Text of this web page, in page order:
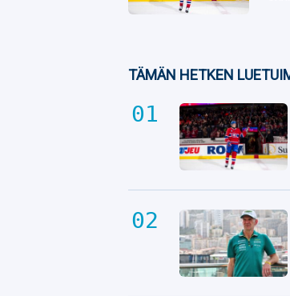
TÄMÄN HETKEN